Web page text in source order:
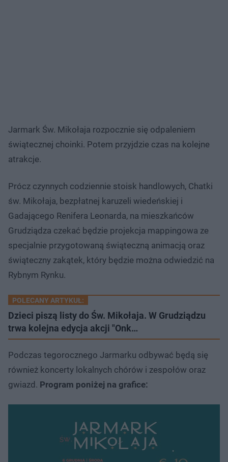
Jarmark Św. Mikołaja rozpocznie się odpaleniem
świątecznej choinki. Potem przyjdzie czas na kolejne
atrakcje.
Prócz czynnych codziennie stoisk handlowych, Chatki
św. Mikołaja, bezpłatnej karuzeli wiedeńskiej i
Gadającego Renifera Leonarda, na mieszkańców
Grudziądza czekać będzie projekcja mappingowa ze
specjalnie przygotowaną świąteczną animacją oraz
świąteczny zakątek, który będzie można odwiedzić na
Rybnym Rynku.
POLECANY ARTYKUŁ:
Dzieci piszą listy do Św. Mikołaja. W Grudziądzu
trwa kolejna edycja akcji "Onk…
Podczas tegorocznego Jarmarku odbywać będą się
również koncerty lokalnych chórów i zespołów oraz
gwiazd. Program poniżej na grafice: